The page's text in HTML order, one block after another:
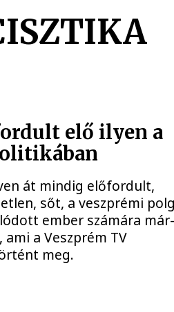
elő ilyen a
át mindig előfordult,
sőt, a veszprémi
ember számára
a Veszprém TV
meg.